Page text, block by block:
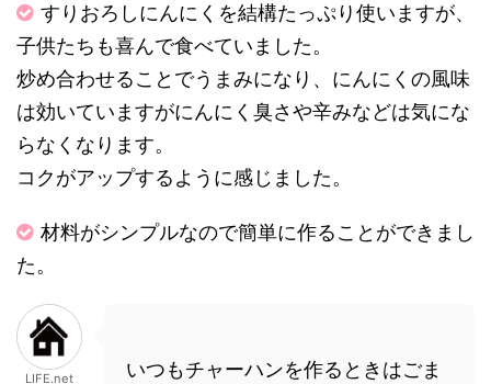
すりおろしにんにくを結構たっぷり使いますが、
子供たちも喜んで食べていました。
炒め合わせることでうまみになり、にんにくの風味
は効いていますがにんにく臭さや辛みなどは気にな
らなくなります。
コクがアップするように感じました。
材料がシンプルなので簡単に作ることができまし
た。
LIFE.net
いつもチャーハンを作るときはごま